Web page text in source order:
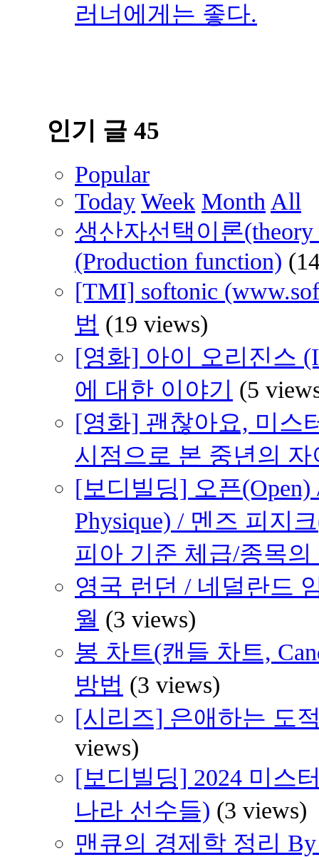
러너에게는 좋다.
인기 글 45
Popular
Today Week Month All
생산자선택이론(theory
(Production function)
[TMI] softonic
법 (19 views)
[영화] 아이 오리진스
에 대한 이야기
(5
[영화] 괜찮아요, 미스
시점으로 본 중년의 자
[보디빌딩] 오픈(Open)
Physique) / 멘즈 피지
피아 기준 체급/종목의
영국 런던 / 네덜란드
월 (3 views)
봉 차트(캔들 차트,
방법 (3 views)
[시리즈] 은애하는 도
views)
[보디빌딩] 2024 미스
나라 선수들) (3 views)
맨큐의 경제학 정리